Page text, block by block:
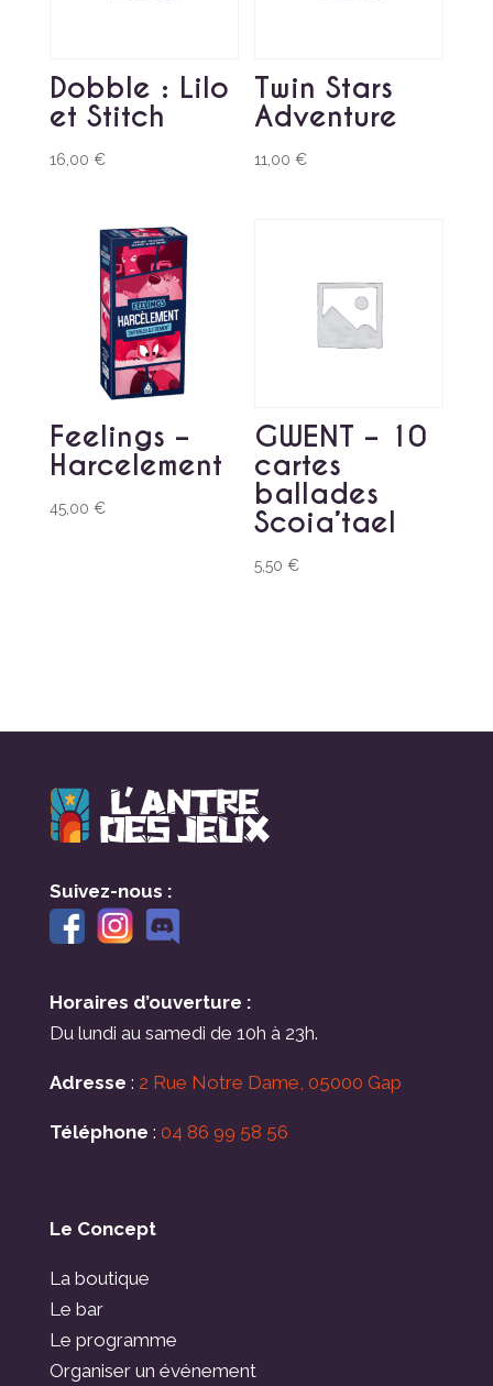
Dobble : Lilo
et Stitch
16,00 €
Twin Stars
Adventure
11,00€
Feelings –
Harcelement
45,00 €
GWENT – 10
cartes
ballades
Scoia’tael
5,50€
Suivez-nous :
Horaires d’ouverture :
Du lundi au samedi de 10h à 23h.
Adresse : 2 Rue Notre Dame, 05000 Gap
Téléphone : 04 86 99 58 56
Le Concept
La boutique
Le bar
Le programme
Organiser un événement